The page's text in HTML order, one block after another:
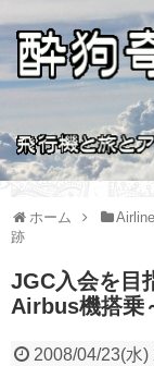
ホーム
跡
JGC入会を
Airbus機搭乗
2008/04/23(水)